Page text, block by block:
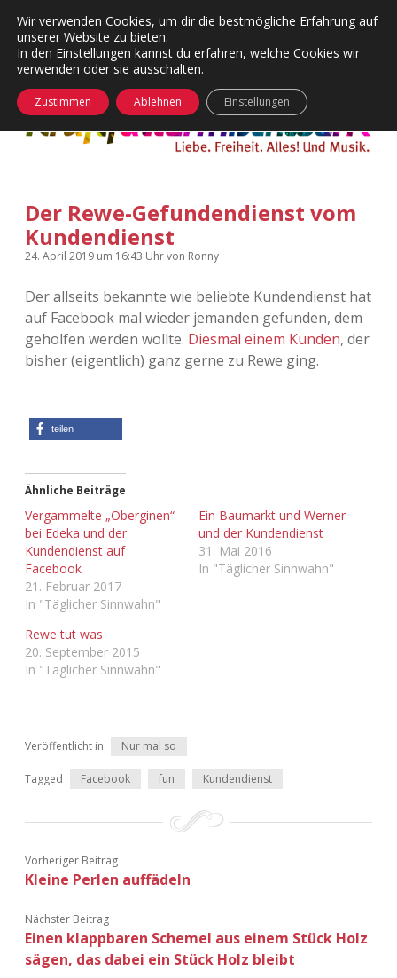
Kategorien
Menü
24 Hours Chilling
Die Wende
KFMW-Disco
kfmw.stuff
Kopfkinomusik
Nur mal so
KFMW-Disco
Dates
Contact
Adventskalender
Adventskalender 2010
Adventskalender 2011
Adventskalender 2014
Adventskalender 2015
Adventskalender 2016
Adventskalender 2017
Adventskalender 2022
facebookinstagram
rss soundcloud
vimeoBluesky
öffnen
Der Rewe-Gefundendienst vom
Kundendienst
24. April 2019 um 16:43 Uhrvon Ronny
Der allseits bekannte wie beliebte Kundendienst hat
auf Facebook mal wieder jemanden gefunden, dem
geholfen werden wollte. Diesmal einem Kunden, der
bisher (eigentlich) ganz gerne zu Rewe ging.
teilen
Ähnliche Beiträge
Vergammelte „Oberginen“
bei Edeka und der
Kundendienst auf
Facebook
21. Februar 2017
In "Täglicher Sinnwahn"
Ein Baumarkt und Werner
und der Kundendienst
31. Mai 2016
In "Täglicher Sinnwahn"
Rewe tut was
20. September 2015
In "Täglicher Sinnwahn"
Veröffentlicht in Nur mal so
Tagged Facebook fun Kundendienst
Vorheriger Beitrag
Kleine Perlen auffädeln
Nächster Beitrag
Einen klappbaren Schemel aus einem Stück Holz
sägen, das dabei ein Stück Holz bleibt
Wir verwenden Cookies, um dir die bestmögliche Erfahrung auf
unserer Website zu bieten.
In den Einstellungen kannst du erfahren, welche Cookies wir
verwenden oder sie ausschalten.
Zustimmen Ablehnen Einstellungen